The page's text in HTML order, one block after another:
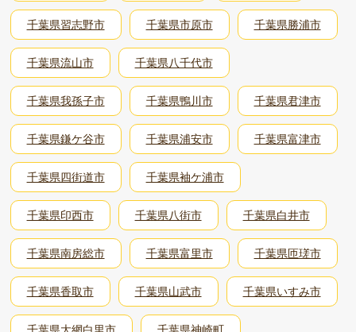
千葉県習志野市 千葉県市原市 千葉県勝浦市
千葉県流山市 千葉県八千代市
千葉県我孫子市 千葉県鴨川市 千葉県君津市
千葉県鎌ケ谷市 千葉県浦安市 千葉県富津市
千葉県四街道市 千葉県袖ケ浦市
千葉県印西市 千葉県八街市 千葉県白井市
千葉県南房総市 千葉県富里市 千葉県匝瑳市
千葉県香取市 千葉県山武市 千葉県いすみ市